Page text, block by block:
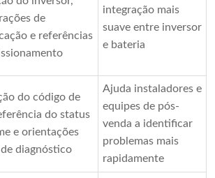
de
e referências
integração mais
suave entre inversor
e bateria
do código de
do status
e orientações
diagnóstico
Ajuda instaladores e
equipes de pós-
venda a identificar
problemas mais
rapidamente